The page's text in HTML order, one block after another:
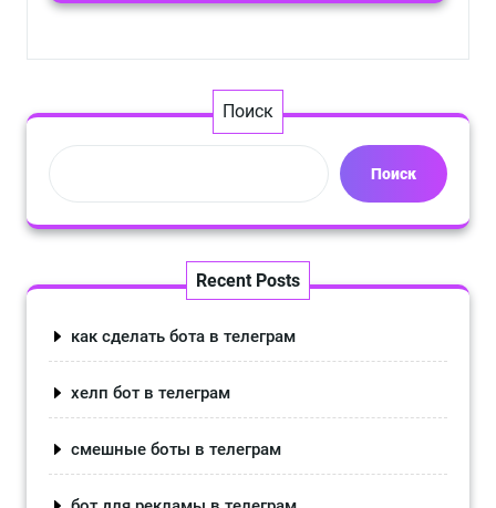
Поиск
Поиск
Recent Posts
как сделать бота в телеграм
хелп бот в телеграм
смешные боты в телеграм